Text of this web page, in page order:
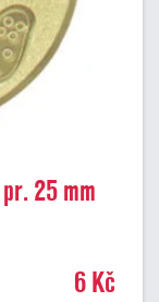
25 mm
6 Kč